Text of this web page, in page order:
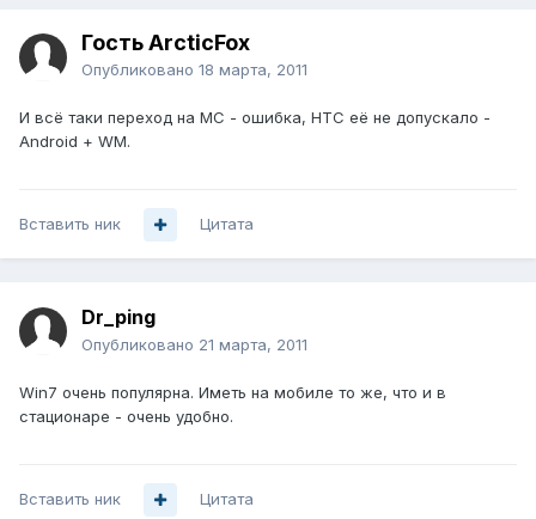
Гость ArcticFox
Опубликовано 18 марта, 2011
И всё таки переход на МС - ошибка, HTC её не допускало -
Android + WM.
Вставить ник Цитата
Dr_ping
Опубликовано 21 марта, 2011
Win7 очень популярна. Иметь на мобиле то же, что и в
стационаре - очень удобно.
Вставить ник Цитата